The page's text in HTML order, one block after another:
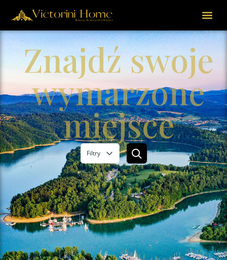
Znajdź swoje
wymarzone
miejsce
Filtry